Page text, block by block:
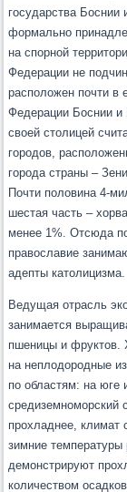
государства Боснии
формально
на спорной
Федерации не
расположен почти в
Федерации Боснии и
своей столицей
городов,
города страны –
Почти половина 4-
шестая часть –
менее 1%. Отсюда
православие
адепты католицизма.
Ведущая отрасль
занимается
пшеницы и фруктов.
на неплодородные
по областям: на юге
средиземноморский
прохладнее, климат
зимние
демонстрируют
количеством